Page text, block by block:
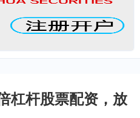
杠杆股票配资，放